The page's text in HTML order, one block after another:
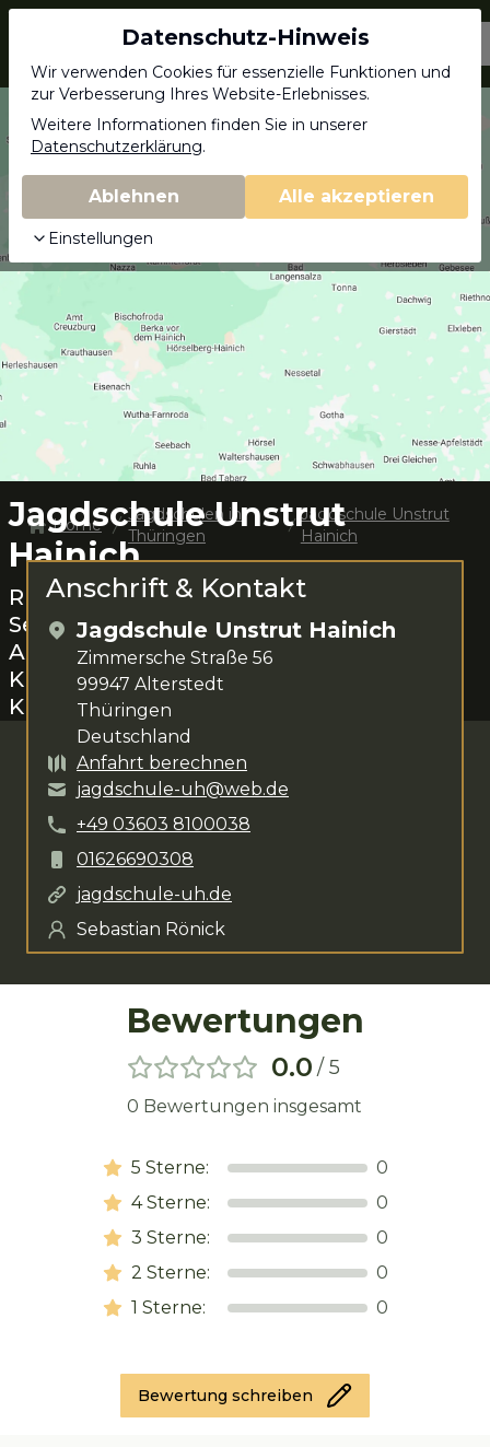
Jagdschein.com
Jagdschule Unstrut
Hainich
Rund um Alterstedtdas Jagen lernen.
Sebastian Rönicksteht dir für deine
Anliegen zur Verfügung. Das
Kursangebot umfasst
Kurse
.
Home
Jagdschulen in
Thüringen
Jagdschule Unstrut
Hainich
Anschrift & Kontakt
Jagdschule Unstrut Hainich
Zimmersche Straße 56
99947 Alterstedt
Thüringen
Deutschland
Anfahrt berechnen
jagdschule-uh@web.de
+49 03603 8100038
01626690308
jagdschule-uh.de
Sebastian Rönick
Bewertungen
0.0 / 5
0 Bewertungen insgesamt
5 Sterne:
0
4Sterne:
0
3 Sterne:
0
2 Sterne:
0
1 Sterne: 0
Bewertung schreiben
Datenschutz-Hinweis
Wir verwenden Cookies für essenzielle Funktionen und
zur Verbesserung Ihres Website-Erlebnisses.
Weitere Informationen finden Sie in unserer
Datenschutzerklärung.
Ablehnen Alle akzeptieren
Einstellungen